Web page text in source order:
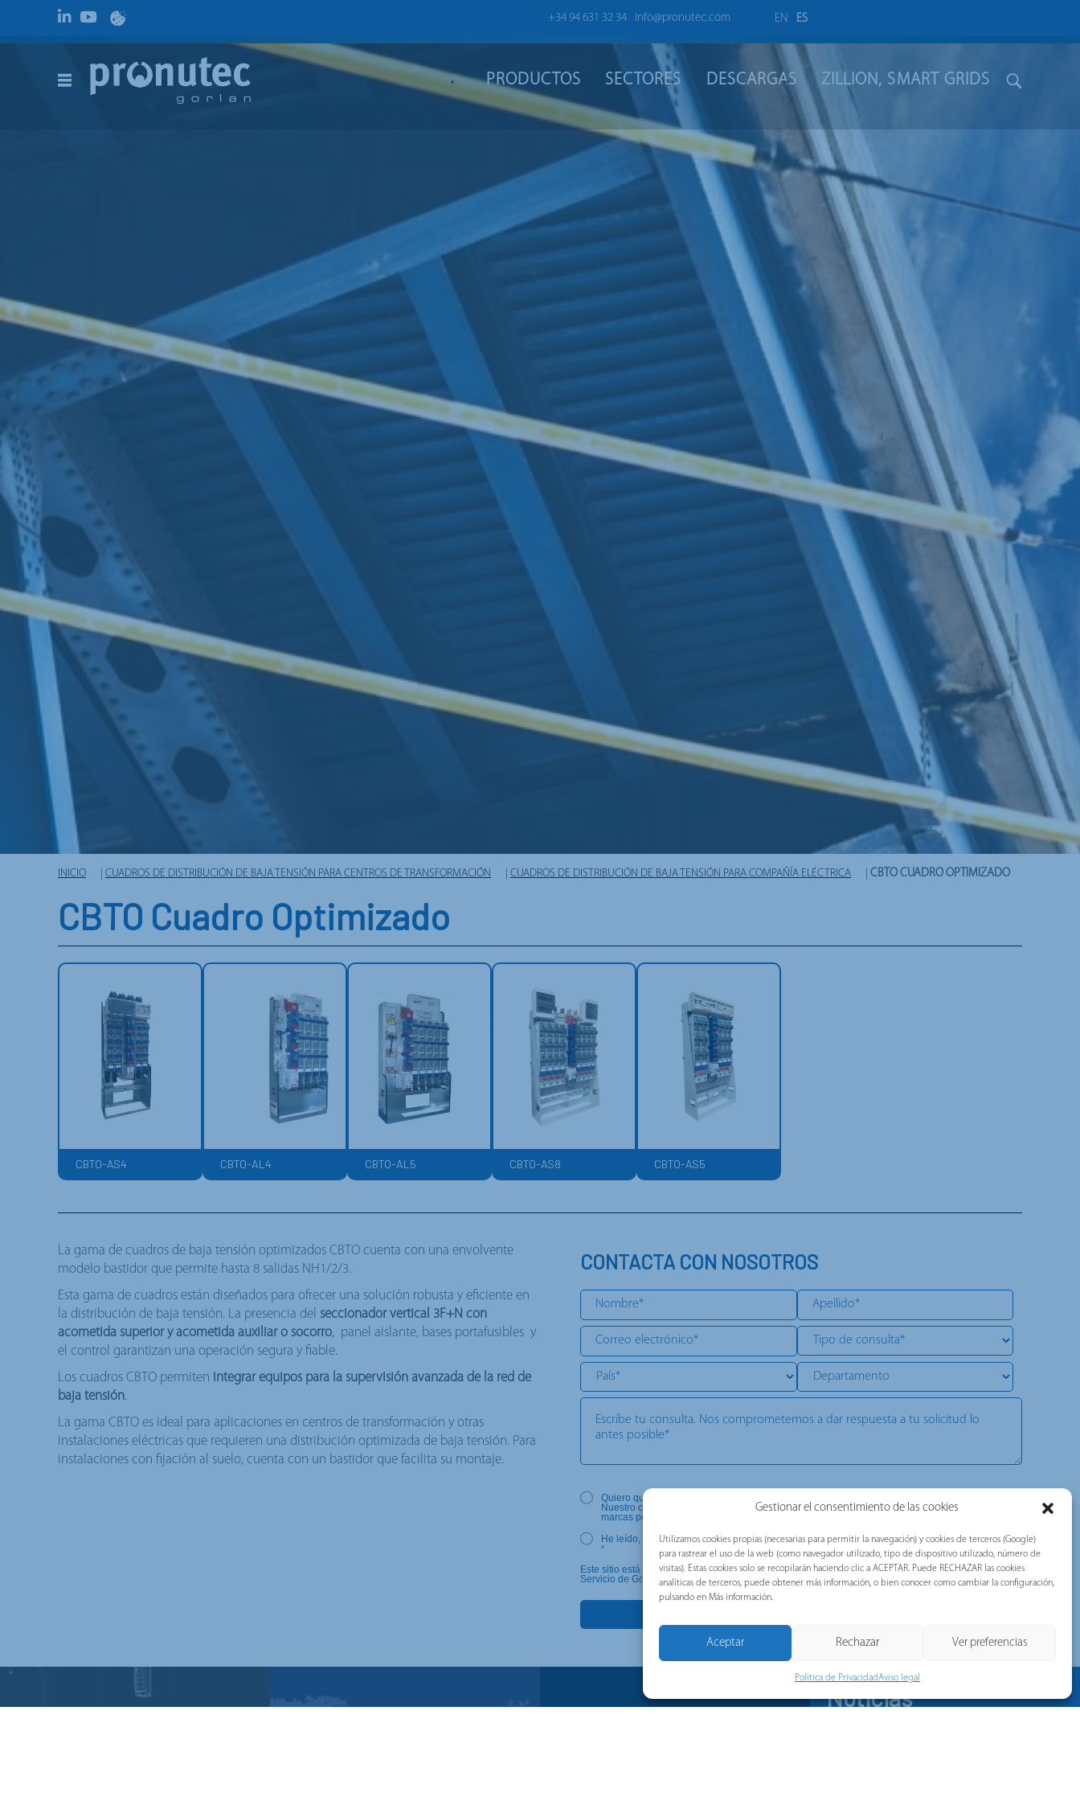
Gestionar el consentimiento de las cookies
Utilizamos cookies propias (necesarias para permitir la navegación) y cookies de terceros (Google)
para rastrear el uso de la web (como navegador utilizado, tipo de dispositivo utilizado, número de
visitas). Estas cookies solo se recopilarán haciendo clic a ACEPTAR. Puede RECHAZAR las cookies
analíticas de terceros, puede obtener más información, o bien conocer como cambiar la configuración,
pulsando en Más información.
Aceptar Rechazar Ver preferencias
Política de PrivacidadAviso legal
+34 94 631 32 34 info@pronutec.com EN ES
PRODUCTOS SECTORES DESCARGAS ZILLION, SMART GRIDS
INICIO CUADROS DE DISTRIBUCIÓN DE BAJA TENSIÓN PARA CENTROS DE TRANSFORMACIÓN CUADROS DE DISTRIBUCIÓN DE BAJA TENSIÓN PARA COMPAÑÍA ELÉCTRICA CBTO CUADRO OPTIMIZADO
CBTO Cuadro Optimizado
CBTO-AS4 CBTO-AL4 CBTO-AL5 CBTO-AS8 CBTO-AS5
La gama de cuadros de baja tensión optimizados CBTO cuenta con una envolvente
modelo bastidor que permite hasta 8 salidas NH1/2/3.
Esta gama de cuadros están diseñados para ofrecer una solución robusta y eficiente en
la distribución de baja tensión. La presencia del seccionador vertical 3F+N con
acometida superior y acometida auxiliar o socorro, panel aislante, bases portafusibles y
el control garantizan una operación segura y fiable.
Los cuadros CBTO permiten integrar equipos para la supervisión avanzada de la red de
baja tensión.
La gama CBTO es ideal para aplicaciones en centros de transformación y otras
instalaciones eléctricas que requieren una distribución optimizada de baja tensión. Para
instalaciones con fijación al suelo, cuenta con un bastidor que facilita su montaje.
CONTACTA CON NOSOTROS
Quiero que me envíen comunicaciones corporativas, comerciales, técnicas o publicitarias.
Nuestro compromiso es hacerle llegar información de valor en torno a las novedades de las
marcas pertenecientes al Grupo Gorlan (Pronutec, Telergon y Merytronic, entre otras).
He leído, entendido y aceptado el siguiente documento:
Política De Privacidad.
*
Este sitio está protegido por reCAPTCHA y se aplican la Política de Privacidad y Términos de
Servicio de Google.
Noticias